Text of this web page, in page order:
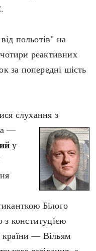
польотів" на
реактивних
попередні шість
слухання з
—
у
Білого
з конституцією
— Вільям